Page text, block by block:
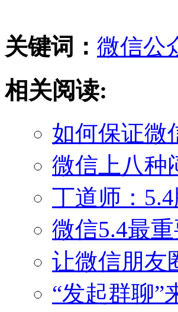
关键词： 微信公
相关阅读:
如何保证微
微信上八种
丁道师：
微信5.4最
让微信朋友
“发起群聊”